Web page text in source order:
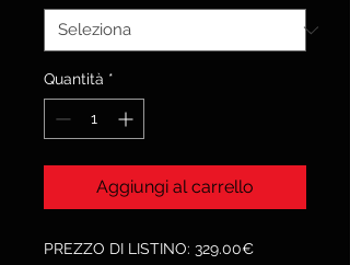
Quantità *
Aggiungi al carrello
PREZZO DI LISTINO: 329.00€